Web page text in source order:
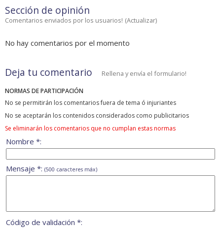
Sección de opinión
Comentarios enviados por los usuarios! (Actualizar)
No hay comentarios por el momento
Deja tu comentario Rellena y envía el formulario!
NORMAS DE PARTICIPACIÓN
No se permitirán los comentarios fuera de tema ó injuriantes
No se aceptarán los contenidos considerados como publicitarios
Se eliminarán los comentarios que no cumplan estas normas
Nombre *:
Mensaje *: (500 caracteres máx)
Código de validación *: